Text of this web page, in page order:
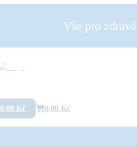
Vše pro
0,00 Kč 0,00 Kč